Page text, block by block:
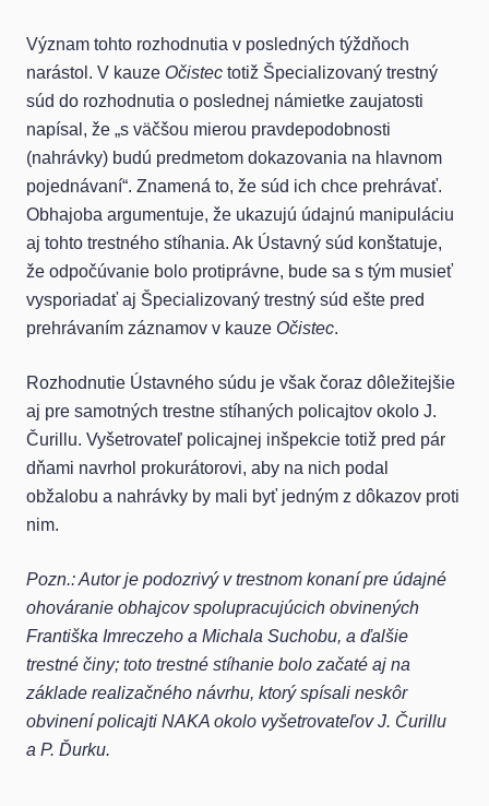
Význam tohto rozhodnutia v posledných týždňoch
narástol. V kauze Očistec totiž Špecializovaný trestný
súd do rozhodnutia o poslednej námietke zaujatosti
napísal, že „s väčšou mierou pravdepodobnosti
(nahrávky) budú predmetom dokazovania na hlavnom
pojednávaní“. Znamená to, že súd ich chce prehrávať.
Obhajoba argumentuje, že ukazujú údajnú manipuláciu
aj tohto trestného stíhania. Ak Ústavný súd konštatuje,
že odpočúvanie bolo protiprávne, bude sa s tým musieť
vysporiadať aj Špecializovaný trestný súd ešte pred
prehrávaním záznamov v kauze Očistec.
Rozhodnutie Ústavného súdu je však čoraz dôležitejšie
aj pre samotných trestne stíhaných policajtov okolo J.
Čurillu. Vyšetrovateľ policajnej inšpekcie totiž pred pár
dňami navrhol prokurátorovi, aby na nich podal
obžalobu a nahrávky by mali byť jedným z dôkazov proti
nim.
Pozn.: Autorje podozrivýv trestnom konaní pre údajné
ohováranie obhajcov spolupracujúcich obvinených
Františka Imreczeho a Michala Suchobu, a ďalšie
trestné činy; toto trestné stíhanie bolo začaté aj na
základe realizačného návrhu, ktorý spísali neskôr
obvinení policajti NAKA okolo vyšetrovateľov J. Čurillu
a P. Ďurku.